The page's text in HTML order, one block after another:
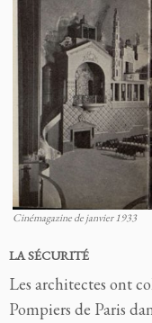
Cinémagazine de janvier 1933
LA SÉCURITÉ
Les architectes ont
Pompiers de Paris